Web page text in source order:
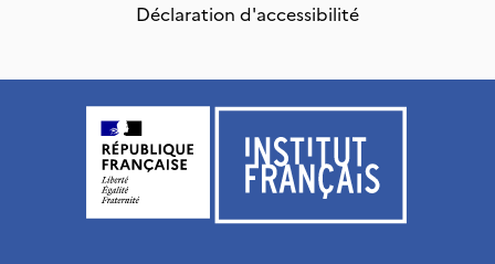
Déclaration d'accessibilité